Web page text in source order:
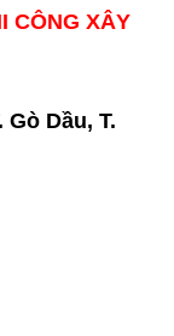
CÔNG XÂY
Gò Dầu, T.